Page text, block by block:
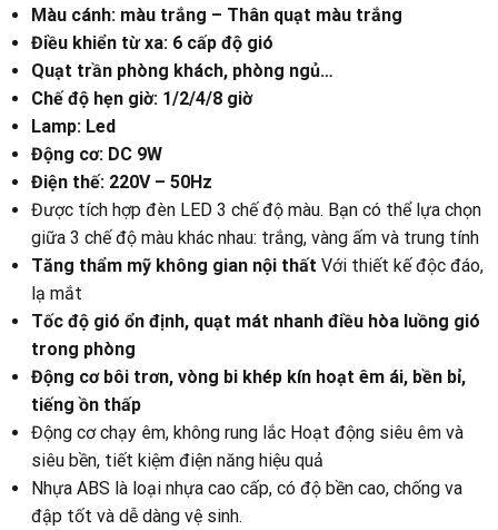
Màu cánh: màu trắng – Thân quạt màu trắng
Điều khiển từ xa: 6 cấp độ gió
Quạt trần phòng khách, phòng ngủ…
Chế độ hẹn giờ: 1/2/4/8 giờ
Lamp: Led
Động cơ: DC 9W
Điện thế: 220V – 50Hz
Được tích hợp đèn LED 3 chế độ màu. Bạn có thể lựa chọn
giữa 3 chế độ màu khác nhau: trắng, vàng ấm và trung tính
Tăng thẩm mỹ không gian nội thất Với thiết kế độc đáo,
lạ mắt
Tốc độ gió ổn định, quạt mát nhanh điều hòa luồng gió
trong phòng
Động cơ bôi trơn, vòng bi khép kín hoạt êm ái, bền bỉ,
tiếng ồn thấp
Động cơ chạy êm, không rung lắc Hoạt động siêu êm và
siêu bền, tiết kiệm điện năng hiệu quả
Nhựa ABS là loại nhựa cao cấp, có độ bền cao, chống va
đập tốt và dễ dàng vệ sinh.